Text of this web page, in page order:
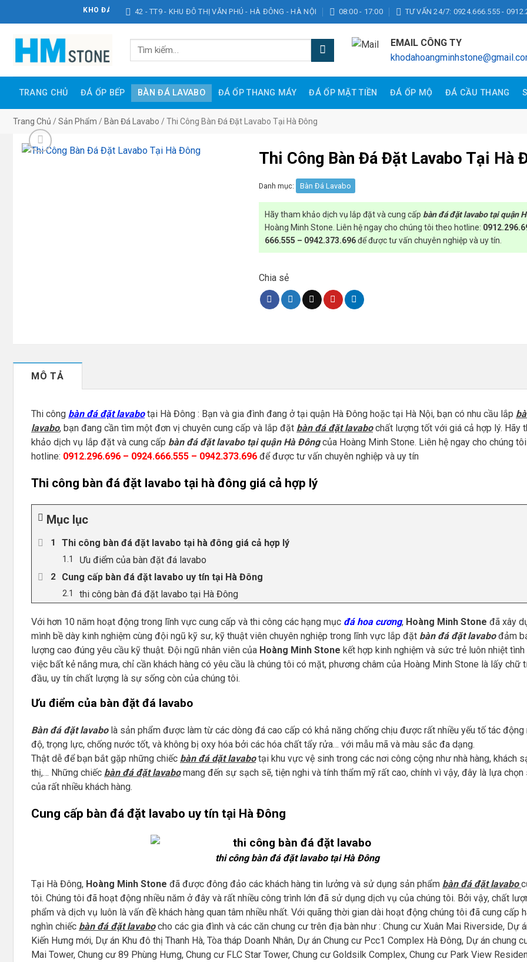
qua
KHO ĐÁ HOÀNG MINH STONE42 - TT9 - KHU ĐÔ THỊ VĂN PHÚ - HÀ ĐÔNG - HÀ NỘI 08:00 - 17:00 TƯ VẤN 24/7: 0924.666.555 -
Tìm
kiếm:
EMAIL CÔNG TY
TRANG CHỦ ĐÁ ỐP BẾP BÀN ĐÁ LAVABO ĐÁ ỐP THANG MÁY ĐÁ ỐP MẶT TIỀN ĐÁ ỐP MỘ ĐÁ CẦU THANG
Trang Chủ / Sản Phẩm / Bàn Đá Lavabo / Thi Công Bàn Đá Đặt Lavabo Tại Hà Đông
Thi Công Bàn Đá Đặt Lavabo Tại Hà
Danh mục: Bàn Đá Lavabo
Hãy tham khảo dịch vụ lắp đặt và cung cấp bàn đá đặt lavabo tại quận
Hoàng Minh Stone. Liên hệ ngay cho chúng tôi theo hotline:
666.555 – 0942.373.696để được tư vấn chuyên nghiệp và uy tín.
Chia sẻ
MÔ TẢ
Thi công bàn đá đặt lavabotại Hà Đông : Bạn và gia đình đang ở tại quận Hà Đông hoặc tại Hà Nội, bạn có nhu cầu lắp
lavabo, bạn đang cần tìm một đơn vị chuyên cung cấp và lắp đặt bàn đá đặt lavabochất lượng tốt với giá cả hợp lý. Hãy
khảo dịch vụ lắp đặt và cung cấp bàn đá đặt lavabo tại quận Hà Đôngcủa Hoàng Minh Stone. Liên hệ ngay cho chúng
hotline: 0912.296.696 – 0924.666.555 – 0942.373.696 để được tư vấn chuyên nghiệp và uy tín
Thi công bàn đá đặt lavabo tại hà đông giá cả hợp lý
Mục lục
Thi công bàn đá đặt lavabo tại hà đông giá cả hợp lý
Ưu điểm của bàn đặt đá lavabo
Cung cấp bàn đá đặt lavabo uy tín tại Hà Đông
thi công bàn đá đặt lavabo tại Hà Đông
Với hơn 10 năm hoạt động trong lĩnh vực cung cấp và thi công các hạng mục đá hoa cương, Hoàng Minh Stone đã xây
mình bề dày kinh nghiệm cùng đội ngũ kỹ sư, kỹ thuật viên chuyên nghiệp trong lĩnh vực lắp đặt bàn đá đặt lavabođảm
lượng cao đúng yêu cầu kỹ thuật. Đội ngũ nhân viên của Hoàng Minh Stone kết hợp kinh nghiệm và sức trẻ luôn nhiệt
việc bất kẻ nắng mưa, chỉ cần khách hàng có yêu cầu là chúng tôi có mặt, phương châm của Hoàng Minh Stone là lấy chữ
đầu, uy tín chất lượng là sự sống còn của chúng tôi.
Ưu điểm của bàn đặt đá lavabo
Bàn đá đặt lavabolà sản phẩm được làm từ các dòng đá cao cấp có khả năng chống chịu được rất nhiều yếu tố tác động
độ, trọng lực, chống nước tốt, và không bị oxy hóa bởi các hóa chất tẩy rửa… với mẫu mã và màu sắc đa dạng.
Thật dễ để bạn bắt gặp những chiếc bàn đá dặt lavabotại khu vực vệ sinh trong các nơi công cộng như nhà hàng, khách
thị,… Những chiếc bàn đá đặt lavabomang đến sự sạch sẽ, tiện nghi và tính thẩm mỹ rất cao, chính vì vậy, đây là lựa
của rất nhiều khách hàng.
Cung cấp bàn đá đặt lavabo uy tín tại Hà Đông
thi công bàn đá đặt lavabo tại Hà Đông
Tại Hà Đông, Hoàng Minh Stone đã được đông đảo các khách hàng tin lưởng và sử dụng sản phẩm bàn đá đặt lavabo
tôi. Chúng tôi đã hoạt động nhiều năm ở đây và rất nhiều công trình lớn đã sử dụng dịch vụ của chúng tôi. Bởi vậy, chất
phẩm và dịch vụ luôn là vấn đề khách hàng quan tâm nhiều nhất. Với quãng thời gian dài hoạt động chúng tôi đã cung cấp
nghìn chiếc bàn đá đặt lavabocho các gia đình và các căn chung cư trên địa bàn như : Chung cư Xuân Mai Riverside, Dự
Kiến Hưng mới, Dự án Khu đô thị Thanh Hà, Tòa tháp Doanh Nhân, Dự án Chung cư Pcc1 Complex Hà Đông, Dự án chung
Mai Tower, Chung cư 89 Phùng Hưng, Chung cư FLC Star Tower, Chung cư Goldsilk Complex, Chung cư Park View